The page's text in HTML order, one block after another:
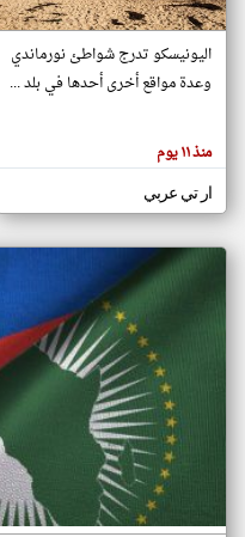
هنا عن
وجهة
كاتبيها.
اليونيسكو تدرج شواطئ نورماندي
وعدة مواقع أخرى أحدها في بلد ...
منذ ١١ يوم
ار تي عربي